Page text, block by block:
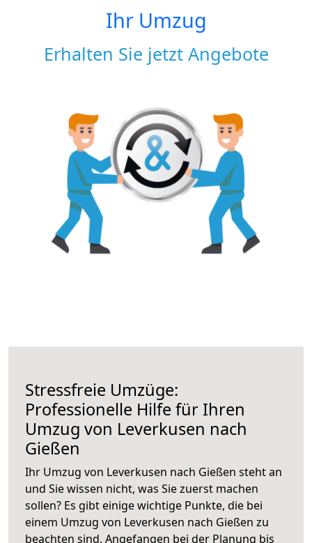
Ihr Umzug
Erhalten Sie jetzt Angebote
Stressfreie Umzüge:
Professionelle Hilfe für Ihren
Umzug von Leverkusen nach
Gießen
Ihr Umzug von Leverkusen nach Gießen steht an
und Sie wissen nicht, was Sie zuerst machen
sollen? Es gibt einige wichtige Punkte, die bei
einem Umzug von Leverkusen nach Gießen zu
beachten sind. Angefangen bei der Planung bis